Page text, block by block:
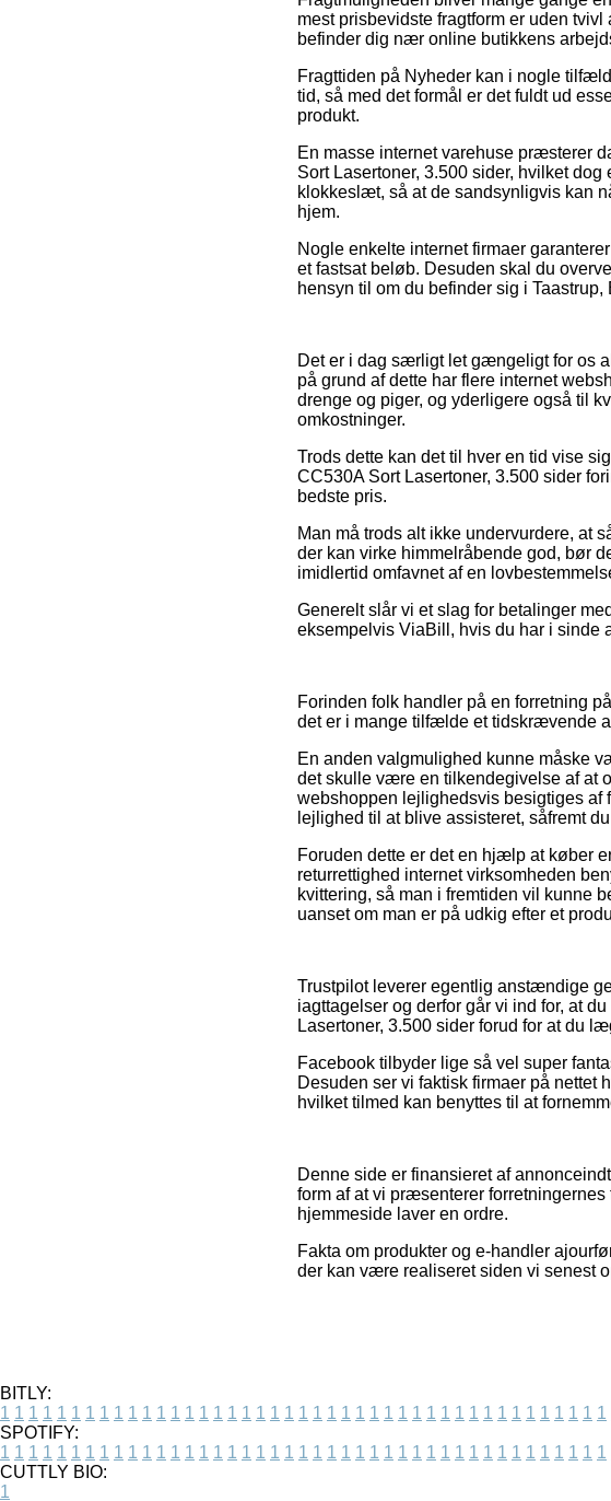
mest prisbevidste fragtform er uden
befinder dig nær online butikkens
Fragttiden på Nyheder kan i nogle
tid, så med det formål er det fuldt ud
produkt.
En masse internet varehuse præsterer
Sort Lasertoner, 3.500 sider, hvilket
klokkeslæt, så at de sandsynligvis kan
hjem.
Nogle enkelte internet firmaer
et fastsat beløb. Desuden skal du
hensyn til om du befinder sig i
Det er i dag særligt let gængeligt for os
på grund af dette har flere internet
drenge og piger, og yderligere også til
omkostninger.
Trods dette kan det til hver en tid vise
CC530A Sort Lasertoner, 3.500 sider
bedste pris.
Man må trods alt ikke undervurdere, at
der kan virke himmelråbende god, bør
imidlertid omfavnet af en
Generelt slår vi et slag for betalinger
eksempelvis ViaBill, hvis du har i sinde
Forinden folk handler på en forretning
det er i mange tilfælde et tidskrævende
En anden valgmulighed kunne måske
det skulle være en tilkendegivelse af at
webshoppen lejlighedsvis besigtiges af
lejlighed til at blive assisteret, såfremt
Foruden dette er det en hjælp at køber
returrettighed internet virksomheden
kvittering, så man i fremtiden vil kunne
uanset om man er på udkig efter et
Trustpilot leverer egentlig anstændige
iagttagelser og derfor går vi ind for, at
Lasertoner, 3.500 sider forud for at du
Facebook tilbyder lige så vel super
Desuden ser vi faktisk firmaer på nettet
hvilket tilmed kan benyttes til at
Denne side er finansieret af
form af at vi præsenterer
hjemmeside laver en ordre.
Fakta om produkter og e-handler
der kan være realiseret siden vi senest
BITLY:
1 1 1 1 1 1 1 1 1 1 1 1 1 1 1 1 1 1 1 1 1 1 1 1 1 1 1 1 1 1 1 1 1 1 1 1 1 1 1 1 1 1 1
SPOTIFY:
1 1 1 1 1 1 1 1 1 1 1 1 1 1 1 1 1 1 1 1 1 1 1 1 1 1 1 1 1 1 1 1 1 1 1 1 1 1 1 1 1 1 1
CUTTLY BIO:
1